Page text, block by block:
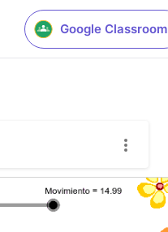
Google Classroom